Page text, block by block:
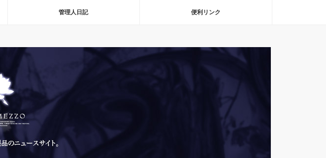
管理人日記 便利リンク